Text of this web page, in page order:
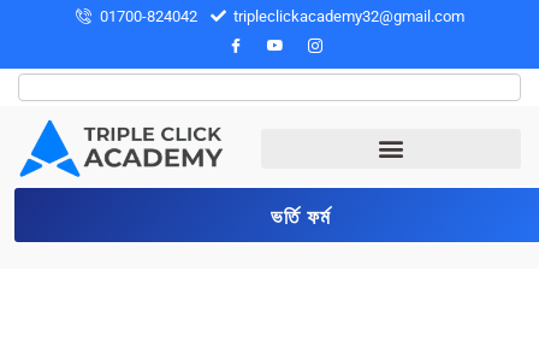
01700-824042 tripleclickacademy32@gmail.com
ভর্তি ফর্ম